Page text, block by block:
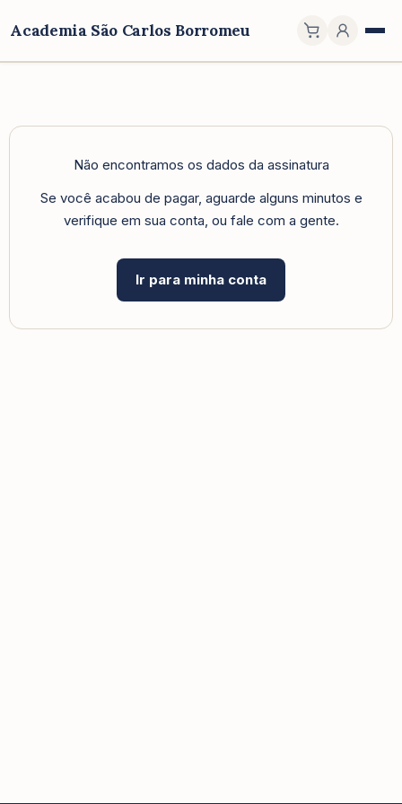
Academia São Carlos Borromeu
Não encontramos os dados da assinatura
Se você acabou de pagar, aguarde alguns minutos e
verifique em sua conta, ou fale com a gente.
Ir para minha conta